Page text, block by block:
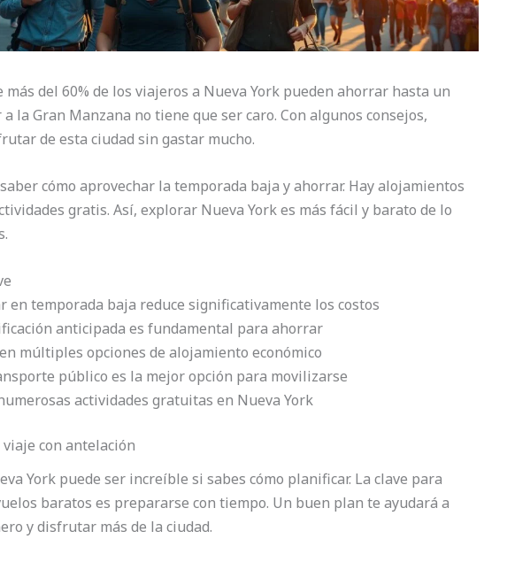
más del 60% de los viajeros a Nueva York pueden ahorrar hasta un
a la Gran Manzana no tiene que ser caro. Con algunos consejos,
de esta ciudad sin gastar mucho.
cómo aprovechar la temporada baja y ahorrar. Hay alojamientos
gratis. Así, explorar Nueva York es más fácil y barato de lo
en temporada baja reduce significativamente los costos
anticipada es fundamental para ahorrar
múltiples opciones de alojamiento económico
público es la mejor opción para movilizarse
actividades gratuitas en Nueva York
con antelación
York puede ser increíble si sabes cómo planificar. La clave para
baratos es prepararse con tiempo. Un buen plan te ayudará a
y disfrutar más de la ciudad.